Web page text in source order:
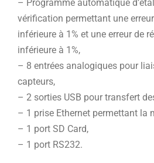
– Programme automatique
vérification permettant une
inférieure à 1% et une erreur de
inférieure à 1%,
– 8 entrées analogiques pour
capteurs,
– 2 sorties USB pour transfert
– 1 prise Ethernet permettant la
– 1 port SD Card,
– 1 port RS232.